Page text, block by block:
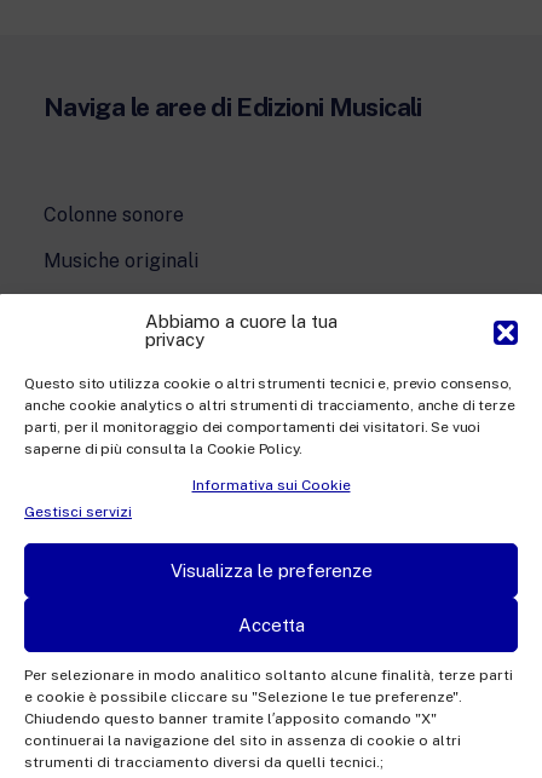
Abbiamo a cuore la tua
privacy
Questo sito utilizza cookie o altri strumenti tecnici e, previo consenso,
anche cookie analytics o altri strumenti di tracciamento, anche di terze
parti, per il monitoraggio dei comportamenti dei visitatori. Se vuoi
saperne di più consulta la Cookie Policy.
Informativa sui Cookie
Gestisci servizi
Visualizza le preferenze
Accetta
Per selezionare in modo analitico soltanto alcune finalità, terze parti
e cookie è possibile cliccare su "Selezione le tue preferenze".
Chiudendo questo banner tramite l′apposito comando "X"
continuerai la navigazione del sito in assenza di cookie o altri
strumenti di tracciamento diversi da quelli tecnici.;
Naviga le aree di Edizioni Musicali
Colonne sonore
Musiche originali
Rai Com S.p.A. - Società con unico socio
Sede Legale: Via Umberto Novaro, 18 00195 Roma
Capitale sociale €10.320.000,00 i.v. | Responsabile protezione
dati: dporaicom@rai.it | Direzione e coordinamento: Rai –
Radiotelevisione italiana S.p.A.